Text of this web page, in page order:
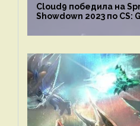
Cloud9 победила на
Showdown 2023 по CS: